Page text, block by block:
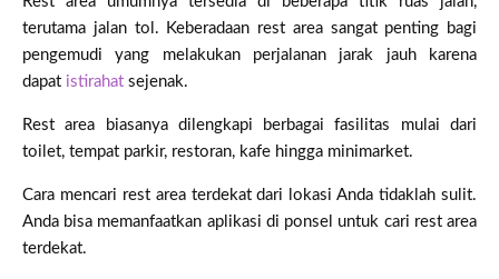
terutama jalan tol. Keberadaan rest area sangat penting bagi
pengemudi yang melakukan perjalanan jarak jauh karena
dapat istirahat sejenak.
Rest area biasanya dilengkapi berbagai fasilitas mulai dari
toilet, tempat parkir, restoran, kafe hingga minimarket.
Cara mencari rest area terdekat dari lokasi Anda tidaklah sulit.
Anda bisa memanfaatkan aplikasi di ponsel untuk cari rest area
terdekat.